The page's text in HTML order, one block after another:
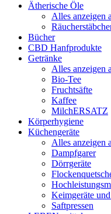
Ätherische Öle
Alles anzeigen
Bücher
CBD Hanfprodukte
Getränke
Alles anzeigen
Bio-Tee
Fruchtsäfte
Kaffee
MilchERSATZ
Körperhygiene
Küchengeräte
Alles anzeigen
Dampfgarer
Dörrgeräte
Keimgeräte
Saftpressen